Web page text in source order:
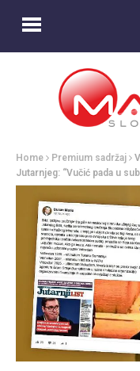
Home Premium sadržaj
Jutarnjeg: “Vučić pada u